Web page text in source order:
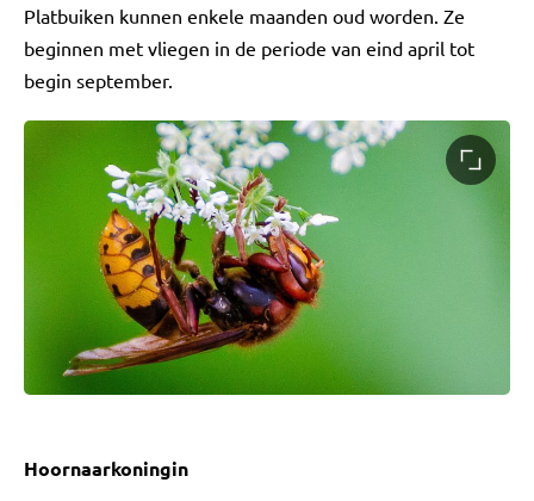
Platbuiken kunnen enkele maanden oud worden. Ze
beginnen met vliegen in de periode van eind april tot
begin september.
Hoornaarkoningin